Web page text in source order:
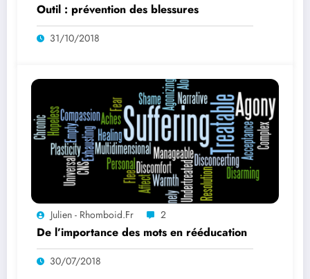
Outil : prévention des blessures
31/10/2018
Julien - Rhomboid.fr 2
De l’importance des mots en rééducation
30/07/2018